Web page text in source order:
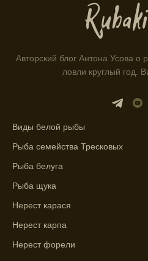
Находитесь в
прекрасное место
Прогноз клева
Я всегда учитываю
условия при выборе
Прогноз клева
точных результатов.
успешно ловить рыбу
области.
Авторский блог Антона Усова
ловли круглый год.
Виды белой рыбы
Рыба семейства Тресковых
Рыба белуга
Рыба щука
Нерест карася
Нерест карпа
Нерест форели